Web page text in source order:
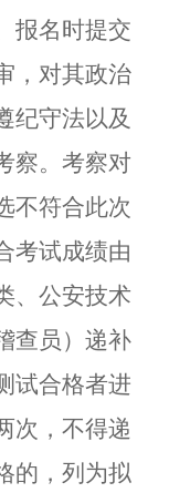
报名时提交
，对其政治
纪守法以及
。 考察对
不符合此次
考试成绩由
、公安技术
查员）递补
试合格者进
次，不得递
的，列为拟